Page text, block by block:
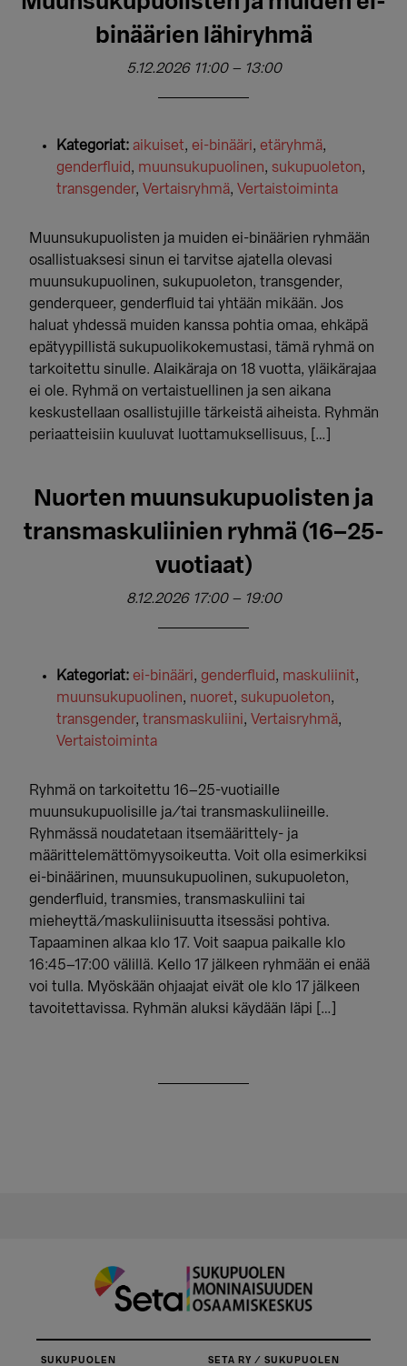
binäärien lähiryhmä
5.12.2026 11:00– 13:00
Kategoriat: aikuiset,ei-binääri,etäryhmä,
genderfluid, muunsukupuolinen, sukupuoleton,
transgender,Vertaisryhmä,Vertaistoiminta
Muunsukupuolisten ja muiden ei-binäärien ryhmään
osallistuaksesi sinun ei tarvitse ajatella olevasi
muunsukupuolinen, sukupuoleton, transgender,
genderqueer, genderfluid tai yhtään mikään. Jos
haluat yhdessä muiden kanssa pohtia omaa, ehkäpä
epätyypillistä sukupuolikokemustasi, tämä ryhmä on
tarkoitettu sinulle. Alaikäraja on 18 vuotta, yläikärajaa
ei ole. Ryhmä on vertaistuellinen ja sen aikana
keskustellaan osallistujille tärkeistä aiheista. Ryhmän
periaatteisiin kuuluvat luottamuksellisuus, […]
Nuorten muunsukupuolisten ja
transmaskuliinien ryhmä (16–25-
vuotiaat)
8.12.2026 17:00– 19:00
Kategoriat: ei-binääri, genderfluid, maskuliinit,
muunsukupuolinen, nuoret, sukupuoleton,
transgender,transmaskuliini,Vertaisryhmä,
Vertaistoiminta
Ryhmä on tarkoitettu 16–25-vuotiaille
muunsukupuolisille ja/tai transmaskuliineille.
Ryhmässä noudatetaan itsemäärittely- ja
määrittelemättömyysoikeutta. Voit olla esimerkiksi
ei-binäärinen, muunsukupuolinen, sukupuoleton,
genderfluid, transmies, transmaskuliini tai
mieheyttä/maskuliinisuutta itsessäsi pohtiva.
Tapaaminen alkaa klo 17. Voit saapua paikalle klo
16:45–17:00 välillä. Kello 17 jälkeen ryhmään ei enää
voi tulla. Myöskään ohjaajat eivät ole klo 17 jälkeen
tavoitettavissa. Ryhmän aluksi käydään läpi […]
SUKUPUOLEN SETA RY / SUKUPUOLEN